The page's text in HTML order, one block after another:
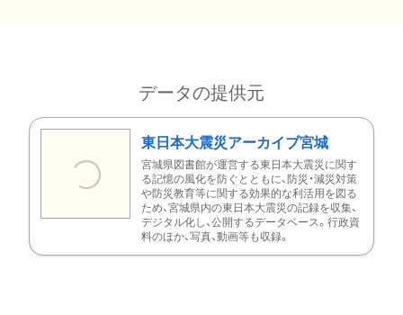
データの提供元
東日本大震災アーカイブ宮城
宮城県図書館が運営する東日本大震災に関す
る記憶の風化を防ぐとともに、防災・減災対策
や防災教育等に関する効果的な利活用を図る
ため、宮城県内の東日本大震災の記録を収集、
デジタル化し、公開するデータベース。行政資
料のほか、写真、動画等も収録。